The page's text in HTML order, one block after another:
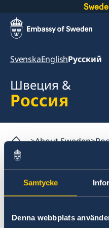
Samtycke
Denna webbplats
SvenskaEnglishРусский
Швеция &
Россия
About Sweden
Собираетесь в Швецию?
Часто задаваемые
Собираетесь в